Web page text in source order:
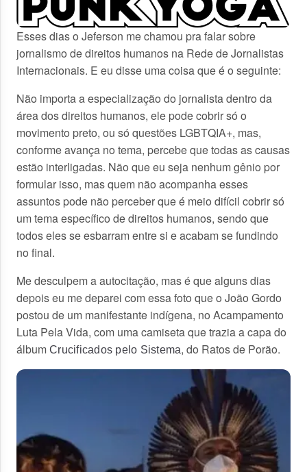
Esses dias o Jeferson me chamou pra falar sobre
jornalismo de direitos humanos na Rede de Jornalistas
Internacionais. E eu disse uma coisa que é o seguinte:
Não importa a especialização do jornalista dentro da
área dos direitos humanos, ele pode cobrir só o
movimento preto, ou só questões LGBTQIA+, mas,
conforme avança no tema, percebe que todas as causas
estão interligadas. Não que eu seja nenhum gênio por
formular isso, mas quem não acompanha esses
assuntos pode não perceber que é meio difícil cobrir só
um tema específico de direitos humanos, sendo que
todos eles se esbarram entre si e acabam se fundindo
no final.
Me desculpem a autocitação, mas é que alguns dias
depois eu me deparei com essa foto que o João Gordo
postou de um manifestante indígena, no Acampamento
Luta Pela Vida, com uma camiseta que trazia a capa do
álbum Crucificados pelo Sistema, do Ratos de Porão.